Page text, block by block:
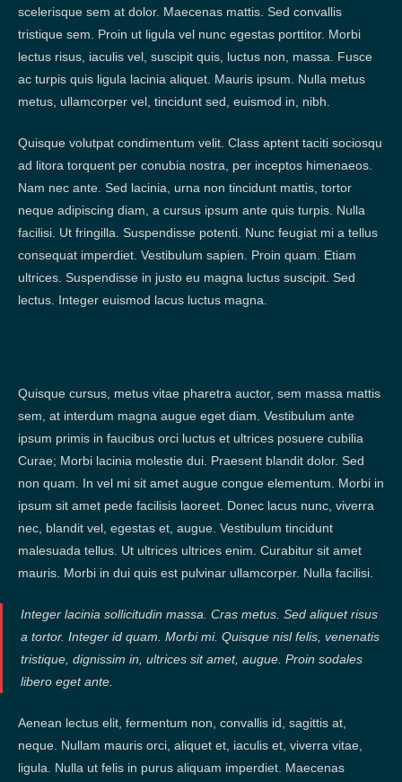
scelerisque sem at dolor. Maecenas mattis. Sed convallis
tristique sem. Proin ut ligula vel nunc egestas porttitor. Morbi
lectus risus, iaculis vel, suscipit quis, luctus non, massa. Fusce
ac turpis quis ligula lacinia aliquet. Mauris ipsum. Nulla metus
metus, ullamcorper vel, tincidunt sed, euismod in, nibh.
Quisque volutpat condimentum velit. Class aptent taciti sociosqu
ad litora torquent per conubia nostra, per inceptos himenaeos.
Nam nec ante. Sed lacinia, urna non tincidunt mattis, tortor
neque adipiscing diam, a cursus ipsum ante quis turpis. Nulla
facilisi. Ut fringilla. Suspendisse potenti. Nunc feugiat mi a tellus
consequat imperdiet. Vestibulum sapien. Proin quam. Etiam
ultrices. Suspendisse in justo eu magna luctus suscipit. Sed
lectus. Integer euismod lacus luctus magna.
Quisque cursus, metus vitae pharetra auctor, sem massa mattis
sem, at interdum magna augue eget diam. Vestibulum ante
ipsum primis in faucibus orci luctus et ultrices posuere cubilia
Curae; Morbi lacinia molestie dui. Praesent blandit dolor. Sed
non quam. In vel mi sit amet augue congue elementum. Morbi in
ipsum sit amet pede facilisis laoreet. Donec lacus nunc, viverra
nec, blandit vel, egestas et, augue. Vestibulum tincidunt
malesuada tellus. Ut ultrices ultrices enim. Curabitur sit amet
mauris. Morbi in dui quis est pulvinar ullamcorper. Nulla facilisi.
Integer lacinia sollicitudin massa. Cras metus. Sed aliquet risus
a tortor. Integer id quam. Morbi mi. Quisque nisl felis, venenatis
tristique, dignissim in, ultrices sit amet, augue. Proin sodales
libero eget ante.
Aenean lectus elit, fermentum non, convallis id, sagittis at,
neque. Nullam mauris orci, aliquet et, iaculis et, viverra vitae,
ligula. Nulla ut felis in purus aliquam imperdiet. Maecenas